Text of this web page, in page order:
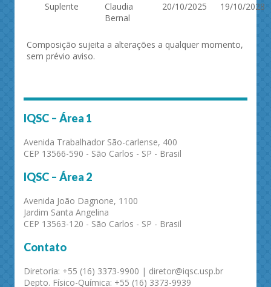
Suplente
Claudia
Bernal
20/10/2025 19/10/2028
Composição sujeita a alterações a qualquer momento,
sem prévio aviso.
IQSC – Área 1
Avenida Trabalhador São-carlense, 400
CEP 13566-590 - São Carlos - SP - Brasil
IQSC – Área 2
Avenida João Dagnone, 1100
Jardim Santa Angelina
CEP 13563-120 - São Carlos - SP - Brasil
Contato
Diretoria: +55 (16) 3373-9900 | diretor@iqsc.usp.br
Depto. Físico-Química: +55 (16) 3373-9939